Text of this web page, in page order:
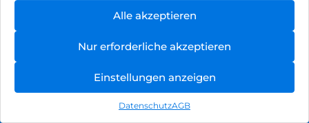
Alle akzeptieren
Nur erforderliche akzeptieren
Einstellungen anzeigen
DatenschutzAGB
Hinweis zur Batterieentsorgung
Newsletter
, Brodos AG – All Rights Reserved.